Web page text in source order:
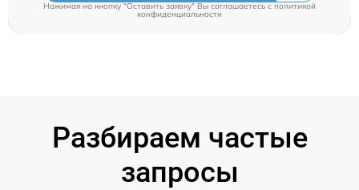
Нажимая на кнопку "Оставить заявку" Вы соглашаетесь cполитикой
конфиденциальности
Разбираем частые
запросы